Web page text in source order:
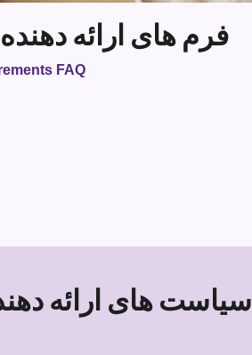
فرم های ارائه
FAQ
سیاست های ارائه